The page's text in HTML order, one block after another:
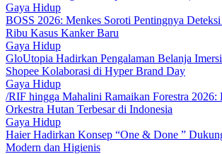
Gaya Hidup
BOSS 2026: Menkes Soroti Pentingnya
Ribu Kasus Kanker Baru
Gaya Hidup
GloUtopia Hadirkan Pengalaman Belanja
Shopee Kolaborasi di Hyper Brand Day
Gaya Hidup
/RIF hingga Mahalini Ramaikan Forestra 2026:
Orkestra Hutan Terbesar di Indonesia
Gaya Hidup
Haier Hadirkan Konsep “One & Done ”
Modern dan Higienis